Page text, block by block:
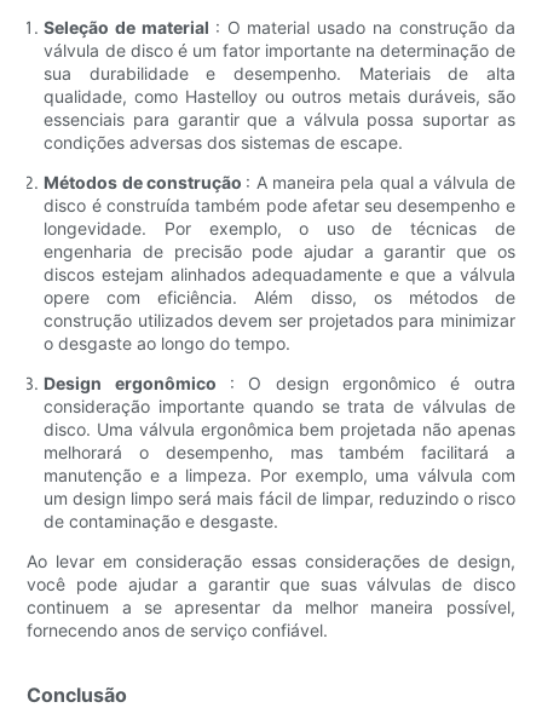
Seleção de material : O material usado na construção da
válvula de disco é um fator importante na determinação de
sua durabilidade e desempenho. Materiais de alta
qualidade, como Hastelloy ou outros metais duráveis, são
essenciais para garantir que a válvula possa suportar as
condições adversas dos sistemas de escape.
Métodos de construção : A maneira pela qual a válvula de
disco é construída também pode afetar seu desempenho e
longevidade. Por exemplo, o uso de técnicas de
engenharia de precisão pode ajudar a garantir que os
discos estejam alinhados adequadamente e que a válvula
opere com eficiência. Além disso, os métodos de
construção utilizados devem ser projetados para minimizar
o desgaste ao longo do tempo.
Design ergonômico : O design ergonômico é outra
consideração importante quando se trata de válvulas de
disco. Uma válvula ergonômica bem projetada não apenas
melhorará o desempenho, mas também facilitará a
manutenção e a limpeza. Por exemplo, uma válvula com
um design limpo será mais fácil de limpar, reduzindo o risco
de contaminação e desgaste.
Ao levar em consideração essas considerações de design,
você pode ajudar a garantir que suas válvulas de disco
continuem a se apresentar da melhor maneira possível,
fornecendo anos de serviço confiável.
Conclusão